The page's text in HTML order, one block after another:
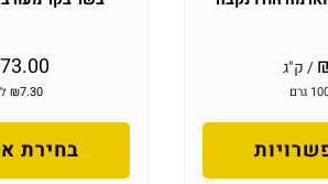
/ ק"ג 73.00
₪7.30 ל-
בחירת